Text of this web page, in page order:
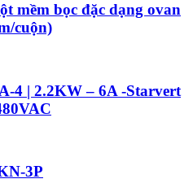
mềm bọc đặc dạng ovan
cuộn)
4 | 2.2KW – 6A -Starvert
3P